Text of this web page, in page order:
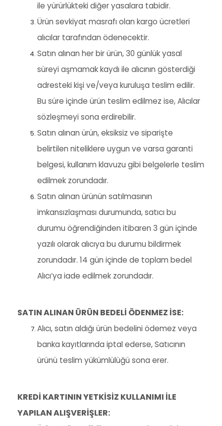
ile yürürlükteki diğer yasalara tabidir.
Ürün sevkiyat masrafı olan kargo ücretleri
alıcılar tarafından ödenecektir.
Satın alınan her bir ürün, 30 günlük yasal
süreyi aşmamak kaydı ile alıcının gösterdiği
adresteki kişi ve/veya kuruluşa teslim edilir.
Bu süre içinde ürün teslim edilmez ise, Alıcılar
sözleşmeyi sona erdirebilir.
Satın alınan ürün, eksiksiz ve siparişte
belirtilen niteliklere uygun ve varsa garanti
belgesi, kullanım klavuzu gibi belgelerle teslim
edilmek zorundadır.
Satın alınan ürünün satılmasının
imkansızlaşması durumunda, satıcı bu
durumu öğrendiğinden itibaren 3 gün içinde
yazılı olarak alıcıya bu durumu bildirmek
zorundadır. 14 gün içinde de toplam bedel
Alıcı’ya iade edilmek zorundadır.
SATIN ALINAN ÜRÜN BEDELİ ÖDENMEZ İSE:
Alıcı, satın aldığı ürün bedelini ödemez veya
banka kayıtlarında iptal ederse, Satıcının
ürünü teslim yükümlülüğü sona erer.
KREDİ KARTININ YETKİSİZ KULLANIMI İLE
YAPILAN ALIŞVERİŞLER: